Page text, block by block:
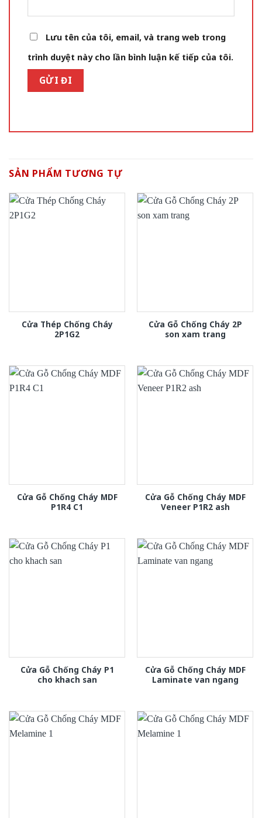
Lưu tên của tôi, email, và trang web trong
trình duyệt này cho lần bình luận kế tiếp của tôi.
SẢN PHẨM TƯƠNG TỰ
Cửa Thép Chống Cháy
2P1G2
Cửa Gỗ Chống Cháy 2P
son xam trang
Cửa Gỗ Chống Cháy MDF
P1R4 C1
Cửa Gỗ Chống Cháy MDF
Veneer P1R2 ash
Cửa Gỗ Chống Cháy P1
cho khach san
Cửa Gỗ Chống Cháy MDF
Laminate van ngang